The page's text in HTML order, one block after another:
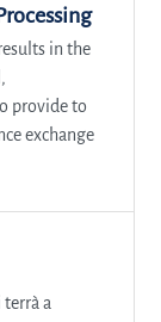
in the
provide to
exchange
terrà a